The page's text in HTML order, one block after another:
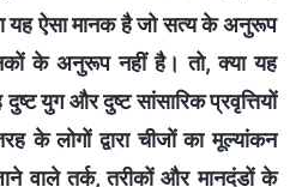
यह ऐसा मानक है जो सत्य के अनुरूप
के अनुरूप नहीं है। तो, क्या यह
युग और दुष्ट सांसारिक प्रवृत्तियों
के लोगों द्वारा चीजों का मूल्यांकन
वाले तर्क, तरीकों और मानदंडों के